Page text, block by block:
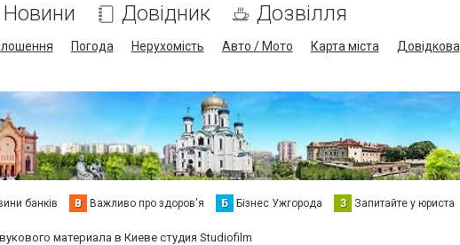
Новини Довідник Дозвілля
Погода Нерухомість Авто / Мото Карта міста Довідкова
банків В Важливо про здоров'я Б Бізнес Ужгорода З Запитайте у юриста
материала в Киеве студия Studiofilm